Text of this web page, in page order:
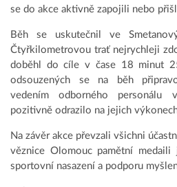
se do akce aktivně zapojili nebo
Běh se uskutečnil ve
Čtyřkilometrovou trať nejrychleji
doběhl do cíle v čase 18 minut
odsouzených se na běh
vedením odborného personálu
pozitivně odrazilo na jejich
Na závěr akce převzali všichni
věznice Olomouc pamětní
sportovní nasazení a podporu